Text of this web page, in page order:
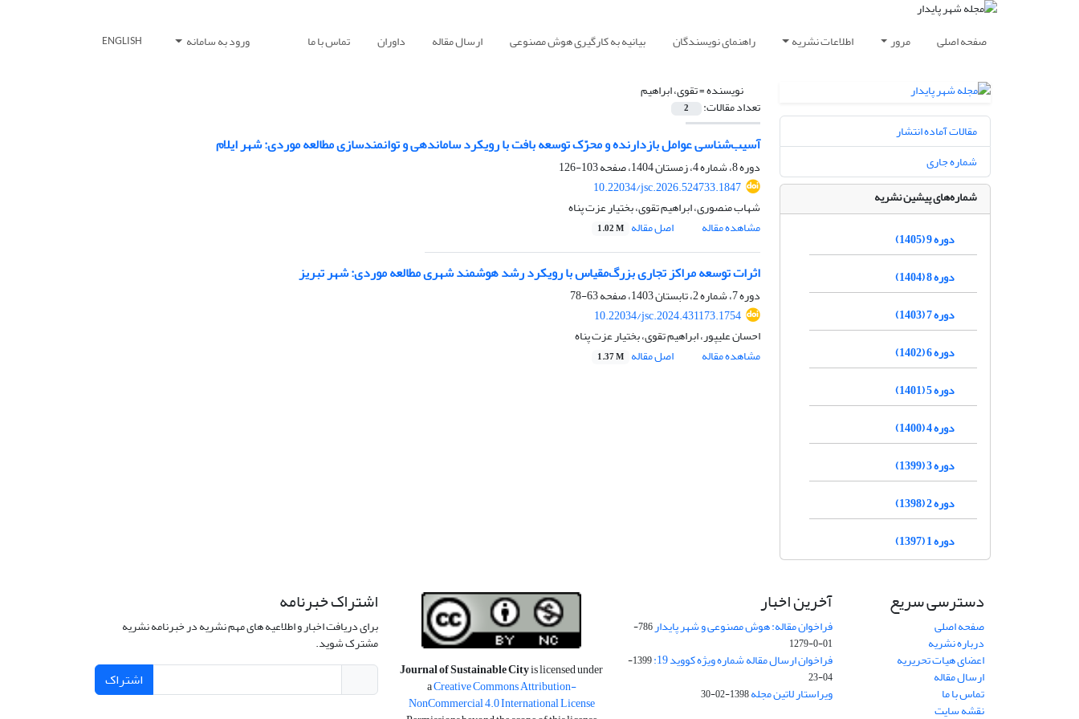
صفحه اصلی مرور اطلاعات نشریه راهنمای نویسندگان بیانیه به کارگیری هوش مصنوعی ارسال مقاله داوران تماس با ما ورود به سامانه ENGLISH
نویسنده =تقوی، ابراهیم
تعداد مقالات: 2
آسیب‌شناسی عوامل بازدارنده و محرّک توسعه بافت با رویکرد ساماندهی و توانمندسازی مطالعه موردی: شهر ایلام
دوره 8، شماره 4، زمستان 1404، صفحه
103-126
10.22034/jsc.2026.524733.1847
شهاب منصوری، ابراهیم تقوی، بختیار عزت پناه
مشاهده مقاله
اصل مقاله 1.02 M
اثرات توسعه مراکز تجاری بزرگ‌مقیاس با رویکرد رشد هوشمند شهری مطالعه موردی: شهر تبریز
دوره 7، شماره 2، تابستان 1403، صفحه
63-78
10.22034/jsc.2024.431173.1754
احسان علیپور، ابراهیم تقوی، بختیار عزت پناه
مشاهده مقاله
اصل مقاله 1.37 M
مقالات آماده انتشار
شماره جاری
شماره‌های پیشین نشریه
دوره 9 (1405)
دوره 8 (1404)
دوره 7 (1403)
دوره 6 (1402)
دوره 5 (1401)
دوره 4 (1400)
دوره 3 (1399)
دوره 2 (1398)
دوره 1 (1397)
دسترسی سریع
صفحه اصلی
درباره نشریه
اعضای هیات تحریریه
ارسال مقاله
تماس با ما
نقشه سایت
آخرین اخبار
فراخوان مقاله: هوش مصنوعی و شهر پایدار
786-
01-0-1279
فراخوان ارسال مقاله شماره ویژه کووید 19:
1399-
04-23
ویراستار لاتین مجله1398-02-30
Journal of Sustainable Cityis licensed under
aCreative Commons Attribution-
NonCommercial 4.0 International License
اشتراک خبرنامه
برای دریافت اخبار و اطلاعیه های مهم نشریه در خبرنامه نشریه
مشترک شوید.
اشتراک